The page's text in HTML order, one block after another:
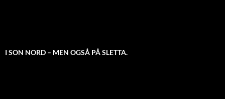
I SON NORD – MEN OGSÅ PÅ SLETTA.